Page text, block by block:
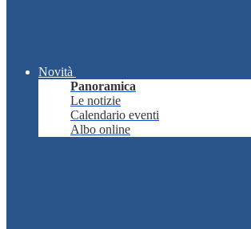
Novità
Panoramica
Le notizie
Calendario eventi
Albo online